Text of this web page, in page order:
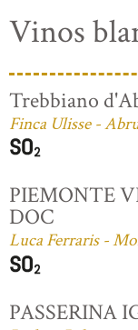
Vinos
Trebbiano
Finca Ulisse -
PIEMONTE
DOC
Luca Ferraris -
PASSERINA